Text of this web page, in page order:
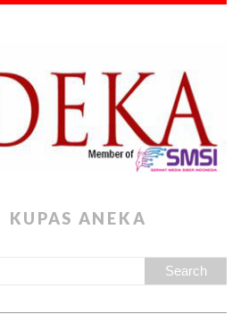
KUPAS ANEKA